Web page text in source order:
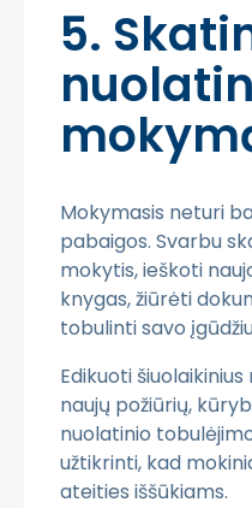
5.
Mokymasis neturi
pabaigos. Svarbu
mokytis, ieškoti
knygas, žiūrėti
tobulinti savo
Edikuoti
naujų požiūrių,
nuolatinio
užtikrinti, kad
ateities iššūkiams.